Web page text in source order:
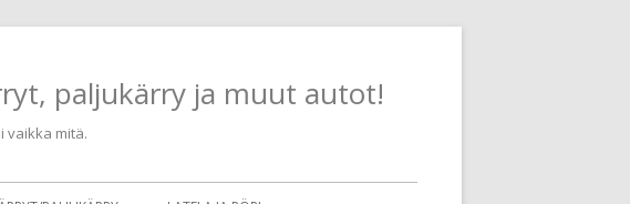
paljukärry ja muut autot!
vaikka mitä.